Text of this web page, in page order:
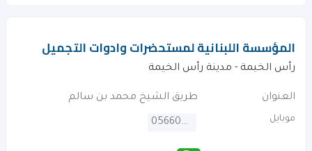
المؤسسة اللبنانية لمستحضرات وادوات التجميل
رأس الخيمة - مدينة رأس الخيمة
العنوان طريق الشيخ محمد بن سالم
موبايل 0566070606